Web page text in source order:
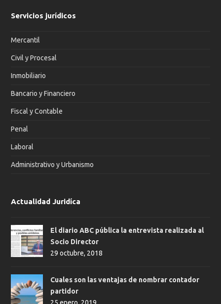
Servicios jurídicos
Mercantil
Civil y Procesal
Inmobiliario
Bancario y Financiero
Fiscal y Contable
Penal
Laboral
Administrativo y Urbanismo
Actualidad Juridíca
El diario ABC pública la entrevista realizada al
Socio Director
29 octubre, 2018
Cuales son las ventajas de nombrar contador
partidor